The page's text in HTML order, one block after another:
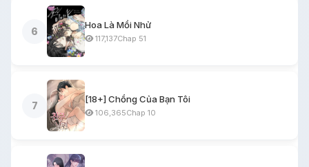
6
Hoa Là Mồi Nhử
117,137Chap 51
7
[18+] Chồng Của Bạn Tôi
106,365Chap 10